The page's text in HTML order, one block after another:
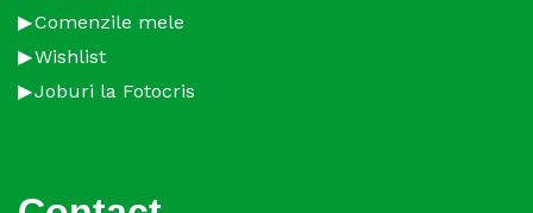
Comenzile mele
Wishlist
Joburi la Fotocris